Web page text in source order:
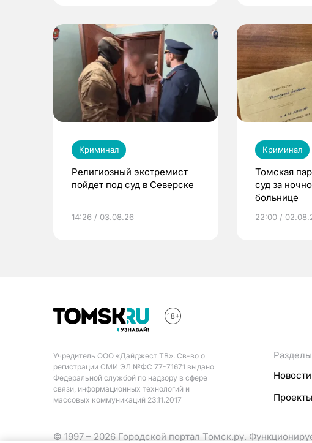
Криминал
Религиозный экстремист
пойдет под суд в Северске
14:26 / 03.08.26
Криминал
Томская
суд за
больнице
22:00 /
Учредитель ООО «Дайджест ТВ». Св-во о
регистрации СМИ ЭЛ №ФС 77-71671 выдано
Федеральной службой по надзору в сфере
связи, информационных технологий и
массовых коммуникаций 23.11.2017
Разделы
Новости
Проекты
© 1997 – 2026 Городской портал Томск.ру.